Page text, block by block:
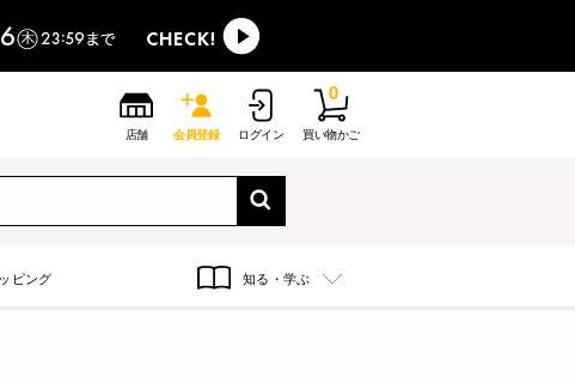
店舗 会員登録 ログイン 買い物かご
0
ピング 知る・学ぶ